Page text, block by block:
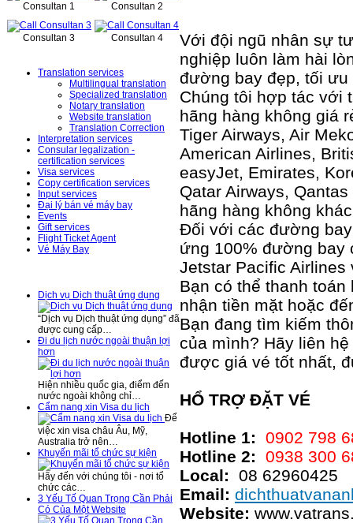
Consultan 1 Consultan 2
Consultan 3 Consultan 4
Translation services
Multilingual translation
Specialized translation
Notary translation
Website translation
Translation Correction
Interpretation services
Consular legalization -
certification services
Visa services
Copy certification services
Input services
Đại lý bán vé máy bay
Events
Gift services
Flight Ticket Agent
Vé Máy Bay
Dịch vụ Dịch thuật ứng dụng
“Dịch vụ Dịch thuật ứng dụng” đã
được cung cấp…
Đi du lịch nước ngoài thuận lợi
hơn
Hiện nhiều quốc gia, điểm đến
nước ngoài không chỉ…
Cẩm nang xin Visa du lịch
Để
việc xin visa châu Âu, Mỹ,
Australia trở nên…
Khuyến mãi tổ chức sự kiện
Hãy đến với chúng tôi - nơi tổ
chức các…
3 Yếu Tố Quan Trọng Cần Phải
Có Của Một Website
Với đội ngũ nhân sự
nghiệp luôn làm hài
đường bay đẹp, tối ưu
Chúng tôi hợp tác với
hãng hàng không giá
Tiger Airways, Air
American Airlines,
easyJet, Emirates,
Qatar Airways,
hãng hàng không
Đối với các đường bay
ứng 100% đường bay
Jetstar Pacific Airlines
Bạn có thể thanh
nhận tiền mặt hoặc
Bạn đang tìm kiếm
của mình? Hãy liên
được giá vé tốt nhất,
HỔ TRỢ ĐẶT VÉ
Hotline 1:
0902 798
Hotline 2:
0938 300
Local:
08 62960425
Email:
Website: